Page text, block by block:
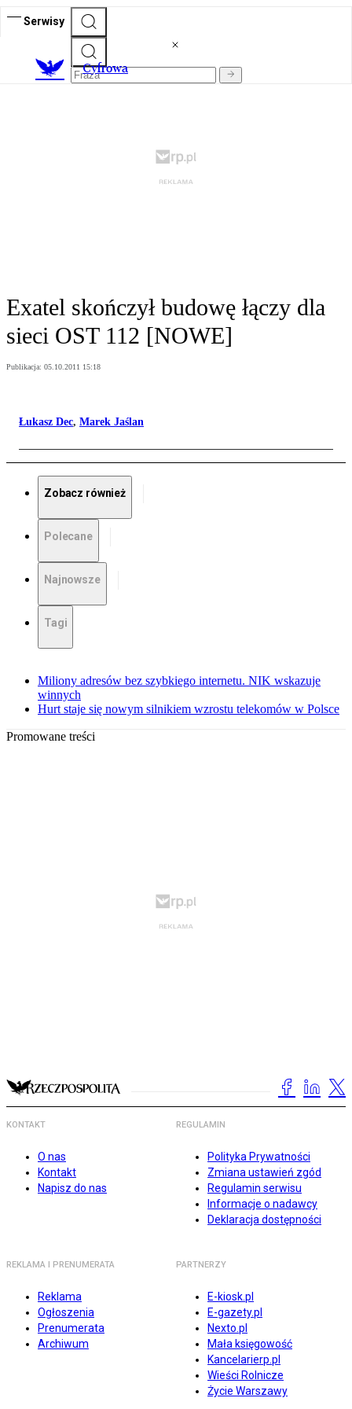
Serwisy
Cyfrowa
Exatel skończył budowę łączy dla
sieci OST 112 [NOWE]
Publikacja: 05.10.2011 15:18
Łukasz Dec, Marek Jaślan
Zobacz również
Polecane
Najnowsze
Tagi
Miliony adresów bez szybkiego internetu. NIK wskazuje
winnych
Hurt staje się nowym silnikiem wzrostu telekomów w Polsce
Promowane treści
KONTAKT
O nas
Kontakt
Napisz do nas
REGULAMIN
Polityka Prywatności
Zmiana ustawień zgód
Regulamin serwisu
Informacje o nadawcy
Deklaracja dostępności
REKLAMA I PRENUMERATA
Reklama
Ogłoszenia
Prenumerata
Archiwum
PARTNERZY
E-kiosk.pl
E-gazety.pl
Nexto.pl
Mała księgowość
Kancelarierp.pl
Wieści Rolnicze
Życie Warszawy